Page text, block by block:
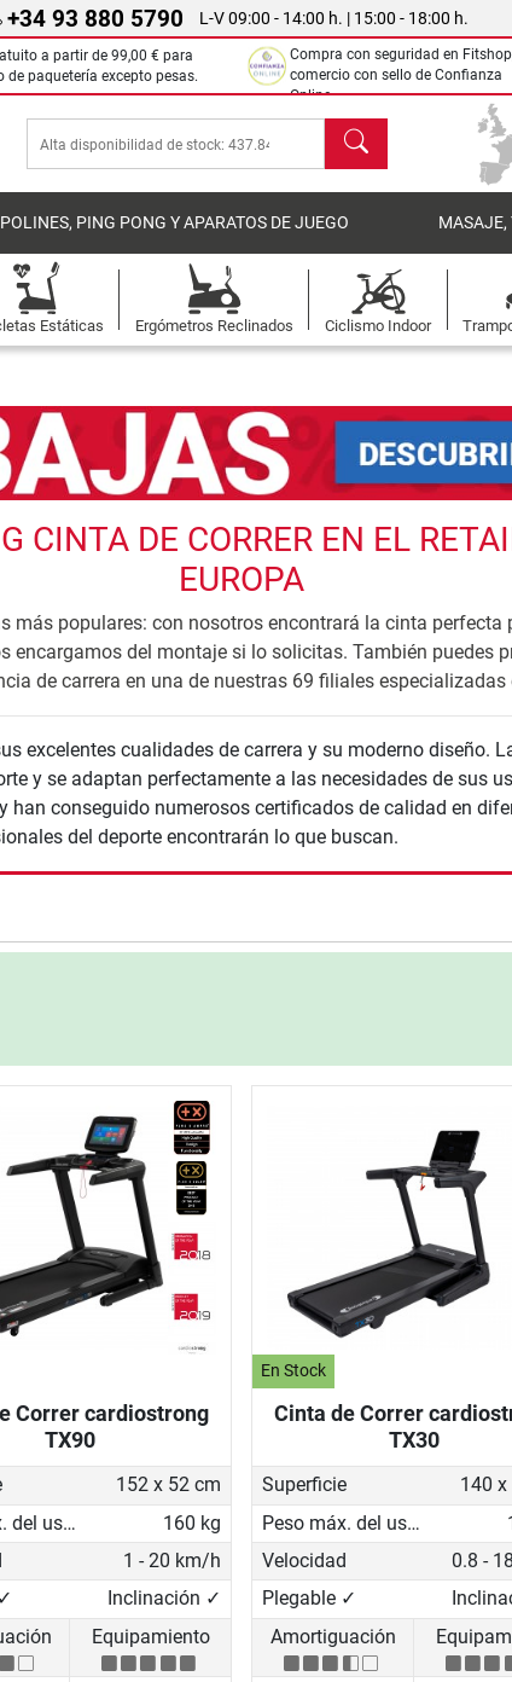
+34 93 880 5790 L-V 09:00 - 14:00 h. | 15:00 - 18:00 h.
a partir de 99,00 € para
de paquetería excepto pesas.
Compra con seguridad en
comercio con sello de Confianza
Online.
Buscar
PING PONG Y APARATOS DE JUEGO MASAJE,
Estáticas Ergómetros Reclinados Ciclismo Indoor
CINTA DE CORRER EN EL
EUROPA
más populares: con nosotros encontrará la cinta perfecta
encargamos del montaje si lo solicitas. También puedes
de carrera en una de nuestras 69 filiales especializadas
excelentes cualidades de carrera y su moderno diseño.
y se adaptan perfectamente a las necesidades de sus
conseguido numerosos certificados de calidad en
del deporte encontrarán lo que buscan.
Correr cardiostrong
TX90
152 x 52 cm
Peso máx. del usuario
160 kg
1 - 20 km/h
Inclinación ✓
Equipamiento
En Stock
Cinta de Correr
TX30
Superficie
140 x
Peso máx. del usuario
Velocidad
0.8 -
Plegable ✓
Amortiguación